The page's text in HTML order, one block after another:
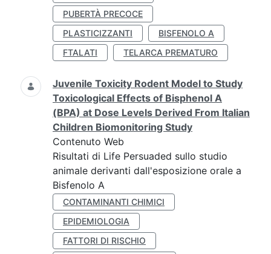
PUBERTÀ PRECOCE
PLASTICIZZANTI
BISFENOLO A
FTALATI
TELARCA PREMATURO
Juvenile Toxicity Rodent Model to Study
Toxicological Effects of Bisphenol A
(BPA) at Dose Levels Derived From Italian
Children Biomonitoring Study
Contenuto Web
Risultati di Life Persuaded sullo studio
animale derivanti dall'esposizione orale a
Bisfenolo A
CONTAMINANTI CHIMICI
EPIDEMIOLOGIA
FATTORI DI RISCHIO